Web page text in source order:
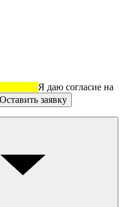
Я даю согласие на
Оставить заявку